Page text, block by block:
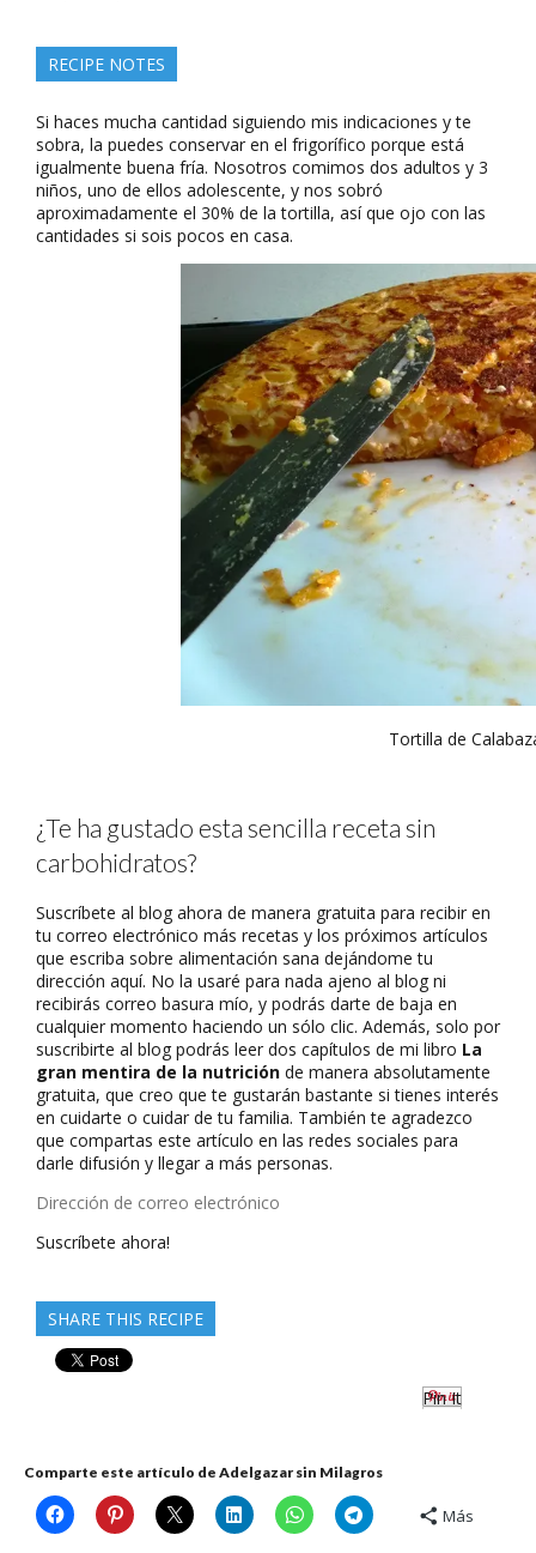
RECIPE NOTES
Si haces mucha cantidad siguiendo mis indicaciones y te
sobra, la puedes conservar en el frigorífico porque está
igualmente buena fría. Nosotros comimos dos adultos y 3
niños, uno de ellos adolescente, y nos sobró
aproximadamente el 30% de la tortilla, así que ojo con las
cantidades si sois pocos en casa.
Tortilla de
¿Te ha gustado esta sencilla receta sin
carbohidratos?
Suscríbete al blog ahora de manera gratuita para recibir en
tu correo electrónico más recetas y los próximos artículos
que escriba sobre alimentación sana dejándome tu
dirección aquí. No la usaré para nada ajeno al blog ni
recibirás correo basura mío, y podrás darte de baja en
cualquier momento haciendo un sólo clic. Además, solo por
suscribirte al blog podrás leer dos capítulos de mi libro La
gran mentira de la nutrición de manera absolutamente
gratuita, que creo que te gustarán bastante si tienes interés
en cuidarte o cuidar de tu familia. También te agradezco
que compartas este artículo en las redes sociales para
darle difusión y llegar a más personas.
Dirección
correo
Suscríbete ahora!
SHARE THIS RECIPE
Pin It
Comparte este artículo de Adelgazar sin Milagros
Más